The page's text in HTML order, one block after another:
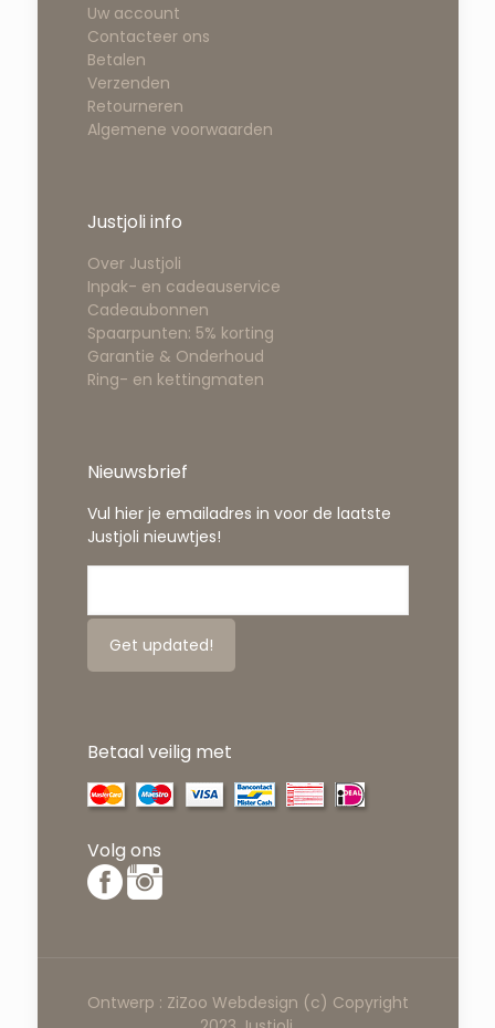
Uw account
Contacteer ons
Betalen
Verzenden
Retourneren
Algemene voorwaarden
Justjoli info
Over Justjoli
Inpak- en cadeauservice
Cadeaubonnen
Spaarpunten: 5% korting
Garantie & Onderhoud
Ring- en kettingmaten
Nieuwsbrief
Vul hier je emailadres in voor de laatste
Justjoli nieuwtjes!
Betaal veilig met
Volg ons
Ontwerp : ZiZoo Webdesign (c) Copyright